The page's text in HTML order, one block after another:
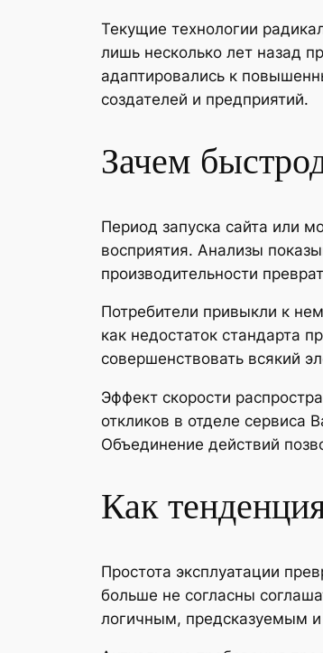
Текущие технологии
лишь несколько лет назад
адаптировались к
создателей и предприятий.
Зачем
Период запуска сайта или
восприятия. Анализы
производительности
Потребители привыкли к
как недостаток стандарта
совершенствовать всякий
Эффект скорости
откликов в отделе сервиса
Объединение действий
Как
Простота эксплуатации
больше не согласны
логичным, предсказуемым и